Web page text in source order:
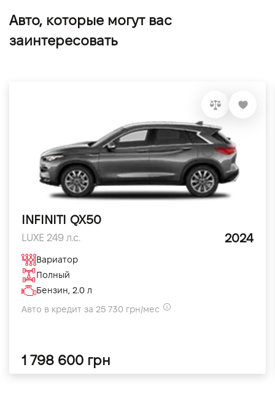
Авто, которые могут вас
заинтересовать
INFINITI QX50
LUXE 249 л.с. 2024
Вариатор
Полный
Бензин, 2.0 л
Авто в кредит за 25 730 грн/мес
1 798 600 грн